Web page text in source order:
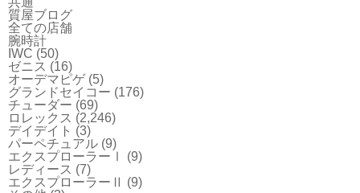
質屋ブログ
全ての店舗
腕時計
IWC (50)
ゼニス (16)
オーデマピゲ(5)
グランドセイコー (176)
チューダー (69)
ロレックス (2,246)
デイデイト (3)
パーペチュアル (9)
エクスプローラーⅠ
(9)
レディース (7)
エクスプローラーⅡ (9)